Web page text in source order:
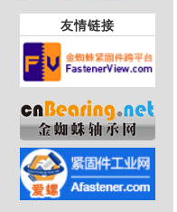
友情链接